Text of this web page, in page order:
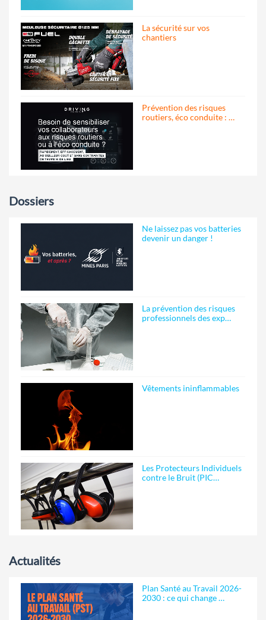
La sécurité sur vos
chantiers
Prévention des risques
routiers, éco conduite : …
Dossiers
Ne laissez pas vos batteries
devenir un danger !
La prévention des risques
professionnels des exp…
Vêtements ininflammables
Les Protecteurs Individuels
contre le Bruit (PIC…
Actualités
Plan Santé au Travail 2026-
2030 : ce qui change …